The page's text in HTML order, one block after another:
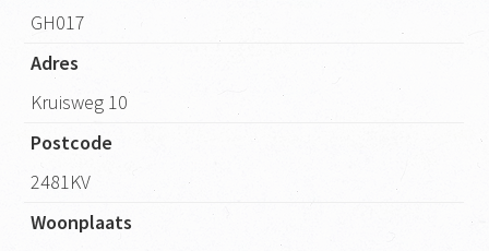
GH017
Adres
Kruisweg 10
Postcode
2481KV
Woonplaats